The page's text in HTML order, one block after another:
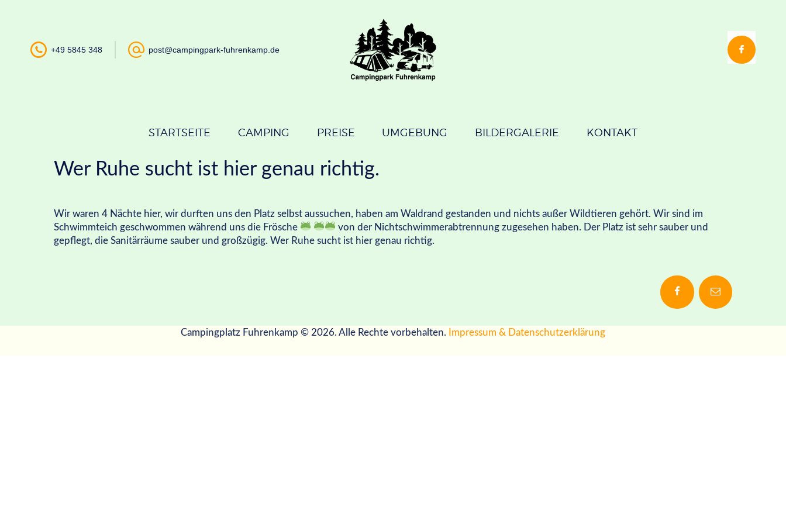
+49 5845 348 post@campingpark-fuhrenkamp.de
STARTSEITE CAMPING PREISE UMGEBUNG BILDERGALERIE KONTAKT
STARTSEITE
CAMPING
PREISE
BILDERGALERIE
KONTAKT
Wer Ruhe sucht ist hier genau richtig.
Wir waren 4 Nächte hier, wir durften uns den Platz selbst aussuchen, haben am Waldrand gestanden und nichts außer Wildtieren gehört. Wir sind im
Schwimmteich geschwommen während uns die Frösche
von der Nichtschwimmerabtrennung zugesehen haben. Der Platz ist sehr sauber und
gepflegt, die Sanitärräume sauber und großzügig. Wer Ruhe sucht ist hier genau richtig.
Campingplatz Fuhrenkamp © 2026. Alle Rechte vorbehalten. Impressum & Datenschutzerklärung